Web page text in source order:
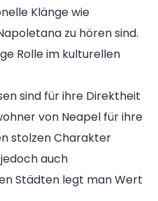
Klänge wie
zu hören sind.
Rolle im kulturellen
sind für ihre Direktheit
von Neapel für ihre
stolzen Charakter
auch
Städten legt man Wert